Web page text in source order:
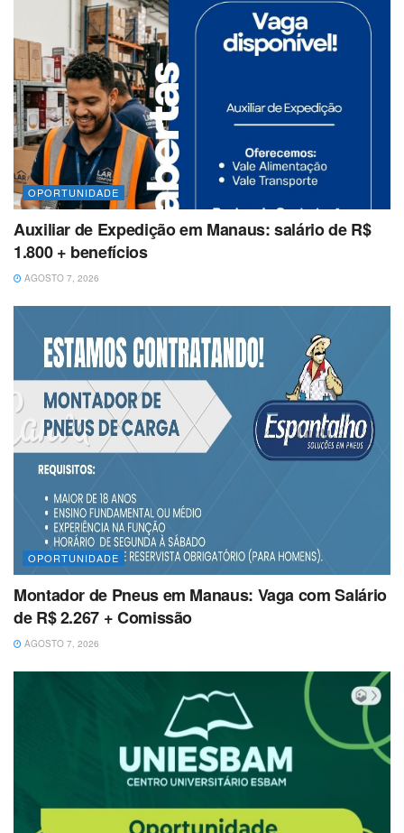
OPORTUNIDADE
Auxiliar de Expedição em Manaus: salário de R$
1.800 + benefícios
AGOSTO 7, 2026
OPORTUNIDADE
Montador de Pneus em Manaus: Vaga com Salário
de R$ 2.267 + Comissão
AGOSTO 7, 2026